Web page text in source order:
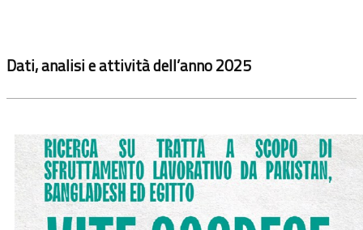
Dati, analisi e attività dell’anno 2025